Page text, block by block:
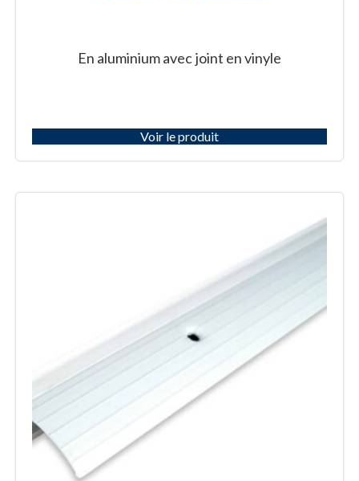
En aluminium avec joint en vinyle
Voir le produit